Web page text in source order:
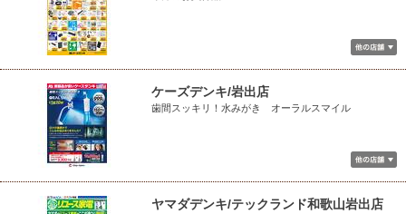
ケーズデンキ/岩出店
歯間スッキリ！水みがき オーラルスマイル
ヤマダデンキ/テックランド和歌山岩出店